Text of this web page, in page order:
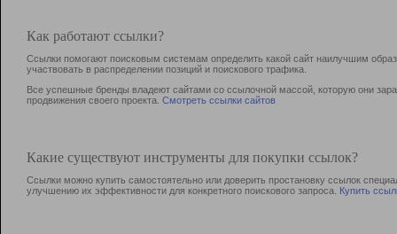
Как работают ссылки?
Ссылки помогают поисковым системам определить какой сайт наилучшим
участвовать в раcпределении позиций и поискового трафика.
Все успешные бренды владеют сайтами со ссылочной массой, которую они
продвижения своего проекта. Смотреть ссылки сайтов
Какие существуют инструменты для покупки ссылок?
Ссылки можно купить самостоятельно или доверить простановку ссылок
улучшению их эффективности для конкретного поискового запроса. Купить